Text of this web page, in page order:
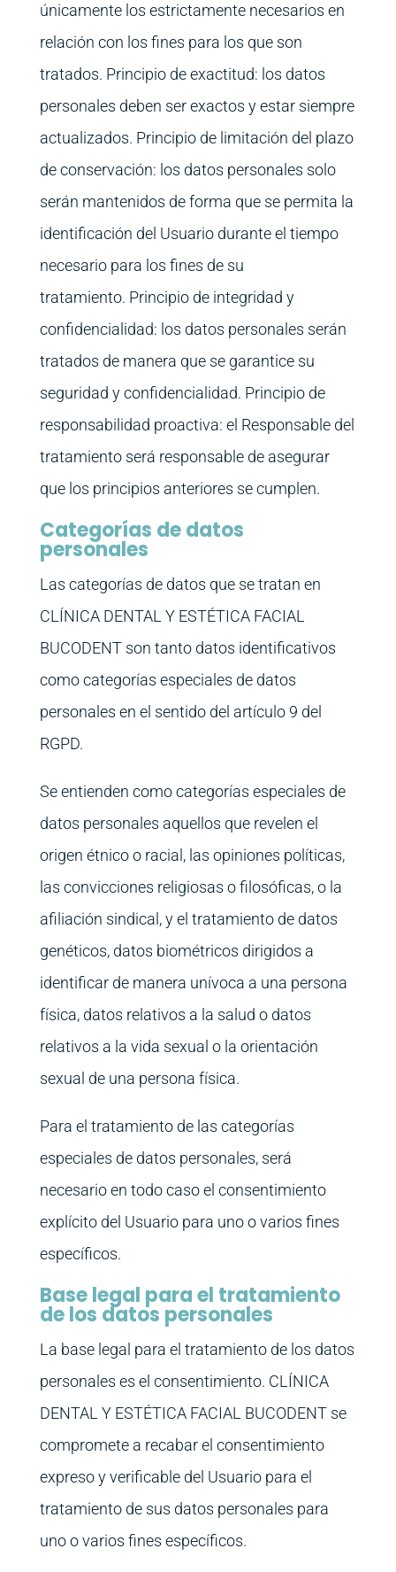
únicamente los estrictamente necesarios en
relación con los fines para los que son
tratados. Principio de exactitud: los datos
personales deben ser exactos y estar siempre
actualizados. Principio de limitación del plazo
de conservación: los datos personales solo
serán mantenidos de forma que se permita la
identificación del Usuario durante el tiempo
necesario para los fines de su
tratamiento. Principio de integridad y
confidencialidad: los datos personales serán
tratados de manera que se garantice su
seguridad y confidencialidad. Principio de
responsabilidad proactiva: el Responsable del
tratamiento será responsable de asegurar
que los principios anteriores se cumplen.
Categorías de datos
personales
Las categorías de datos que se tratan en
CLÍNICA DENTAL Y ESTÉTICA FACIAL
BUCODENT son tanto datos identificativos
como categorías especiales de datos
personales en el sentido del artículo 9 del
RGPD.
Se entienden como categorías especiales de
datos personales aquellos que revelen el
origen étnico o racial, las opiniones políticas,
las convicciones religiosas o filosóficas, o la
afiliación sindical, y el tratamiento de datos
genéticos, datos biométricos dirigidos a
identificar de manera unívoca a una persona
física, datos relativos a la salud o datos
relativos a la vida sexual o la orientación
sexual de una persona física.
Para el tratamiento de las categorías
especiales de datos personales, será
necesario en todo caso el consentimiento
explícito del Usuario para uno o varios fines
específicos.
Base legal para el tratamiento
de los datos personales
La base legal para el tratamiento de los datos
personales es el consentimiento. CLÍNICA
DENTAL Y ESTÉTICA FACIAL BUCODENT se
compromete a recabar el consentimiento
expreso y verificable del Usuario para el
tratamiento de sus datos personales para
uno o varios fines específicos.